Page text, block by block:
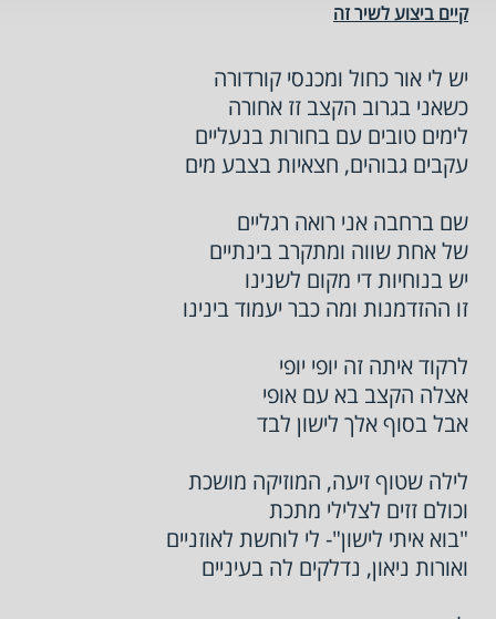
קיים ביצוע לשיר זה
יש לי אור כחול ומכנסי קורדורה
כשאני בגרוב הקצב זז אחורה
לימים טובים עם בחורות בנעליים
עקבים גבוהים, חצאיות בצבע מים
שם ברחבה אני רואה רגליים
של אחת שווה ומתקרב בינתיים
יש בנוחיות די מקום לשנינו
זו ההזדמנות ומה כבר יעמוד בינינו
לרקוד איתה זה יופי יופי
אצלה הקצב בא עם אופי
אבל בסוף אלך לישון לבד
לילה שטוף זיעה, המוזיקה מושכת
וכולם זזים לצלילי מתכת
"בוא איתי לישון"- לי לוחשת לאוזניים
ואורות ניאון, נדלקים לה בעיניים